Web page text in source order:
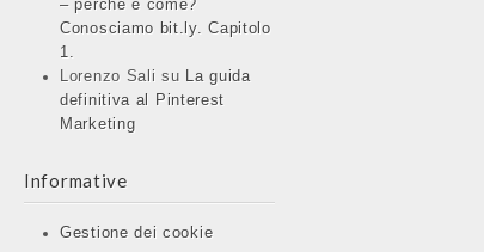
– perché e come?
Conosciamo bit.ly. Capitolo
1.
Lorenzo Sali su
La guida
definitiva al Pinterest
Marketing
Informative
Gestione dei cookie